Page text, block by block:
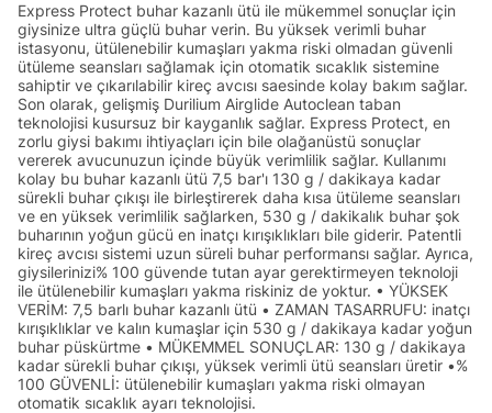
Express Protect buhar kazanlı ütü ile mükemmel sonuçlar için
giysinize ultra güçlü buhar verin. Bu yüksek verimli buhar
istasyonu, ütülenebilir kumaşları yakma riski olmadan güvenli
ütüleme seansları sağlamak için otomatik sıcaklık sistemine
sahiptir ve çıkarılabilir kireç avcısı saesinde kolay bakım sağlar.
Son olarak, gelişmiş Durilium Airglide Autoclean taban
teknolojisi kusursuz bir kayganlık sağlar. Express Protect, en
zorlu giysi bakımı ihtiyaçları için bile olağanüstü sonuçlar
vererek avucunuzun içinde büyük verimlilik sağlar. Kullanımı
kolay bu buhar kazanlı ütü 7,5 bar'ı 130 g / dakikaya kadar
sürekli buhar çıkışı ile birleştirerek daha kısa ütüleme seansları
ve en yüksek verimlilik sağlarken, 530 g / dakikalık buhar şok
buharının yoğun gücü en inatçı kırışıklıkları bile giderir. Patentli
kireç avcısı sistemi uzun süreli buhar performansı sağlar. Ayrıca,
giysilerinizi% 100 güvende tutan ayar gerektirmeyen teknoloji
ile ütülenebilir kumaşları yakma riskiniz de yoktur. • YÜKSEK
VERİM: 7,5 barlı buhar kazanlı ütü • ZAMAN TASARRUFU: inatçı
kırışıklıklar ve kalın kumaşlar için 530 g / dakikaya kadar yoğun
buhar püskürtme • MÜKEMMEL SONUÇLAR: 130 g / dakikaya
kadar sürekli buhar çıkışı, yüksek verimli ütü seansları üretir •%
100 GÜVENLİ: ütülenebilir kumaşları yakma riski olmayan
otomatik sıcaklık ayarı teknolojisi.